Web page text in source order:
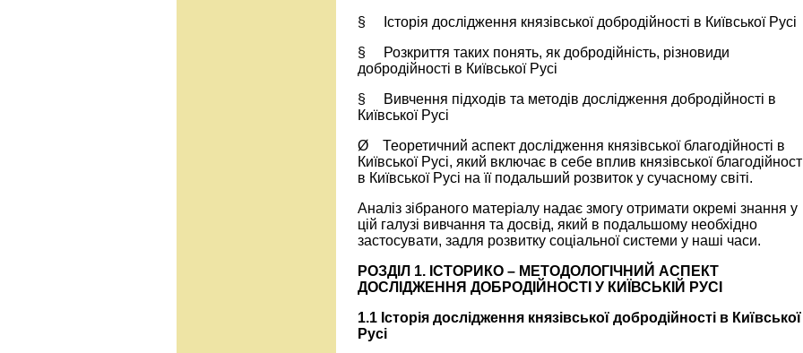
§ Історія дослідження князівської добродійності в Київської Русі
§ Розкриття таких понять, як добродійність, різновиди
добродійності в Київської Русі
§ Вивчення підходів та методів дослідження добродійності в
Київської Русі
Ø Теоретичний аспект дослідження князівської благодійності в
Київської Русі, який включає в себе вплив князівської
в Київської Русі на її подальший розвиток у сучасному світі.
Аналіз зібраного матеріалу надає змогу отримати окремі знання у
цій галузі вивчання та досвід, який в подальшому необхідно
застосувати, задля розвитку соціальної системи у наші часи.
РОЗДІЛ 1. ІСТОРИКО – МЕТОДОЛОГІЧНИЙ АСПЕКТ
ДОСЛІДЖЕННЯ ДОБРОДІЙНОСТІ У КИЇВСЬКІЙ РУСІ
1.1 Історія дослідження князівської добродійності в Київської
Русі